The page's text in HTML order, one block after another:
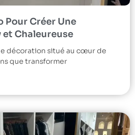
Pour Créer Une
Chaleureuse
décoration situé au cœur de
que transformer